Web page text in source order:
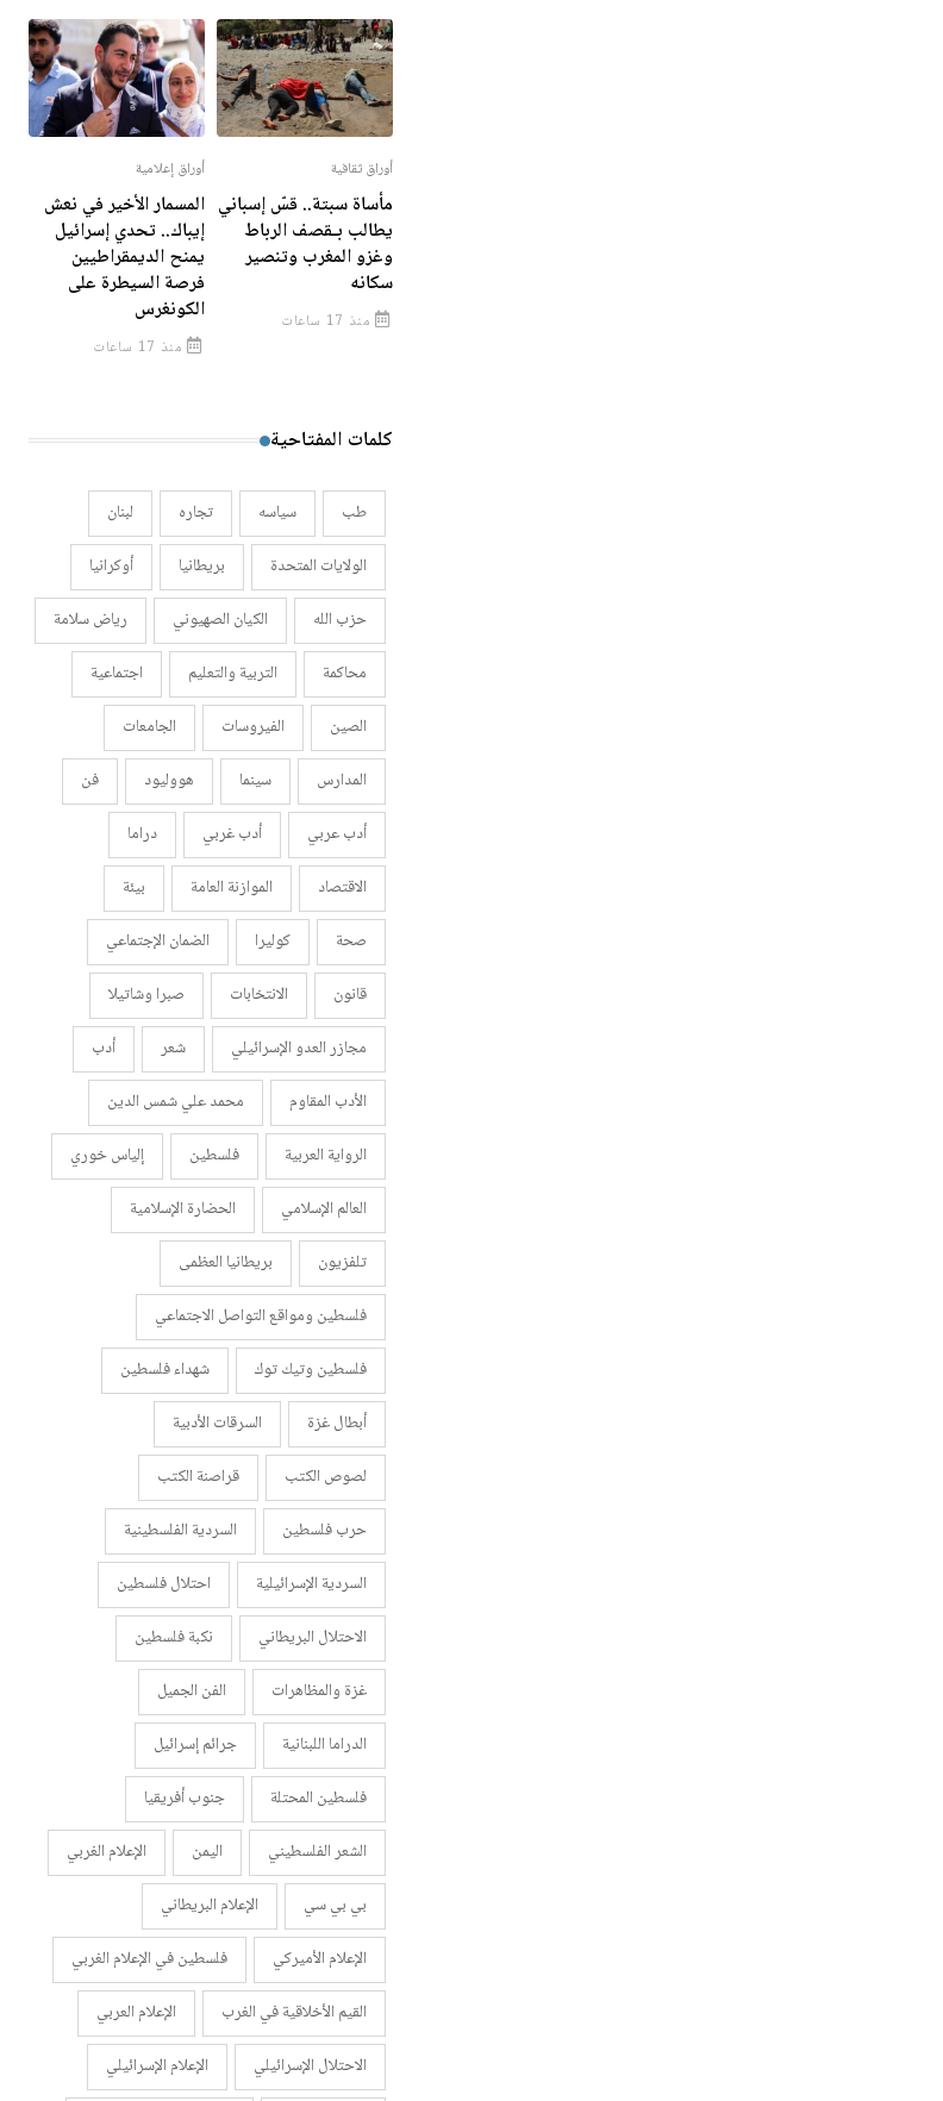
أوراق ثقافية
مأساة سبتة.. قسّ إسباني
يطالب بـقصف الرباط
وغزو المغرب وتنصير
سكانه
منذ 17 ساعات
أوراق إعلامية
المسمار الأخير في نعش
إيباك.. تحدي إسرائيل
يمنح الديمقراطيين
فرصة السيطرة على
الكونغرس
منذ 17 ساعات
كلمات المفتاحية
طب سياسه تجاره
لبنان
الولايات المتحدة
بريطانيا
أوكرانيا
حزب الله
الكيان الصهيوني
رياض سلامة
محاكمة
التربية والتعليم
اجتماعية
الصين
الفيروسات
الجامعات
المدارس
سينما هووليود
فن
أدب عربي
أدب غربي
دراما
الاقتصاد
الموازنة العامة
بيئة
صحة
كوليرا
الضمان الإجتماعي
قانون
الانتخابات
صبرا وشاتيلا
مجازر العدو الإسرائيلي
شعر
أدب
الأدب المقاوم
محمد علي شمس الدين
الرواية العربية
فلسطين
إلياس خوري
العالم الإسلامي
الحضارة الإسلامية
تلفزيون
بريطانيا العظمى
فلسطين ومواقع التواصل الاجتماعي
فلسطين وتيك توك
شهداء فلسطين
أبطال غزة
السرقات الأدبية
لصوص الكتب
قراصنة الكتب
حرب فلسطين
السردية الفلسطينية
السردية الإسرائيلية
احتلال فلسطين
الاحتلال البريطاني
نكبة فلسطين
غزة والمظاهرات
الفن الجميل
الدراما اللبنانية
جرائم إسرائيل
فلسطين المحتلة
جنوب أفريقيا
الشعر الفلسطيني
اليمن
الإعلام الغربي
بي بي سي
الإعلام البريطاني
الإعلام الأميركي
فلسطين في الإعلام الغربي
القيم الأخلاقية في الغرب
الإعلام العربي
الاحتلال الإسرائيلي
الإعلام الإسرائيلي